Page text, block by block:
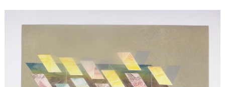
PARTNER*INNEN